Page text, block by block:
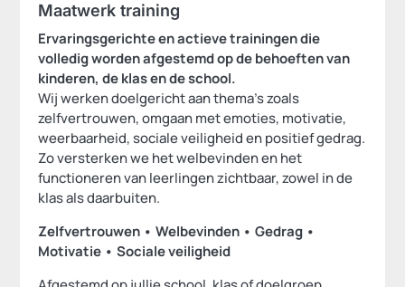
Maatwerk training
Ervaringsgerichte en actieve trainingen die
volledig worden afgestemd op de behoeften van
kinderen, de klas en de school.
Wij werken doelgericht aan thema’s zoals
zelfvertrouwen, omgaan met emoties, motivatie,
weerbaarheid, sociale veiligheid en positief gedrag.
Zo versterken we het welbevinden en het
functioneren van leerlingen zichtbaar, zowel in de
klas als daarbuiten.
Zelfvertrouwen • Welbevinden • Gedrag •
Motivatie • Sociale veiligheid